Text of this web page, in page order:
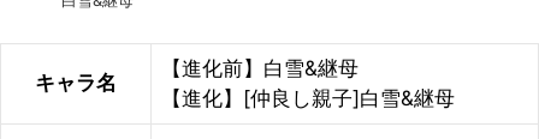
キャラ名
【進化前】白雪&継母
【進化】[仲良し親子]白雪&継母